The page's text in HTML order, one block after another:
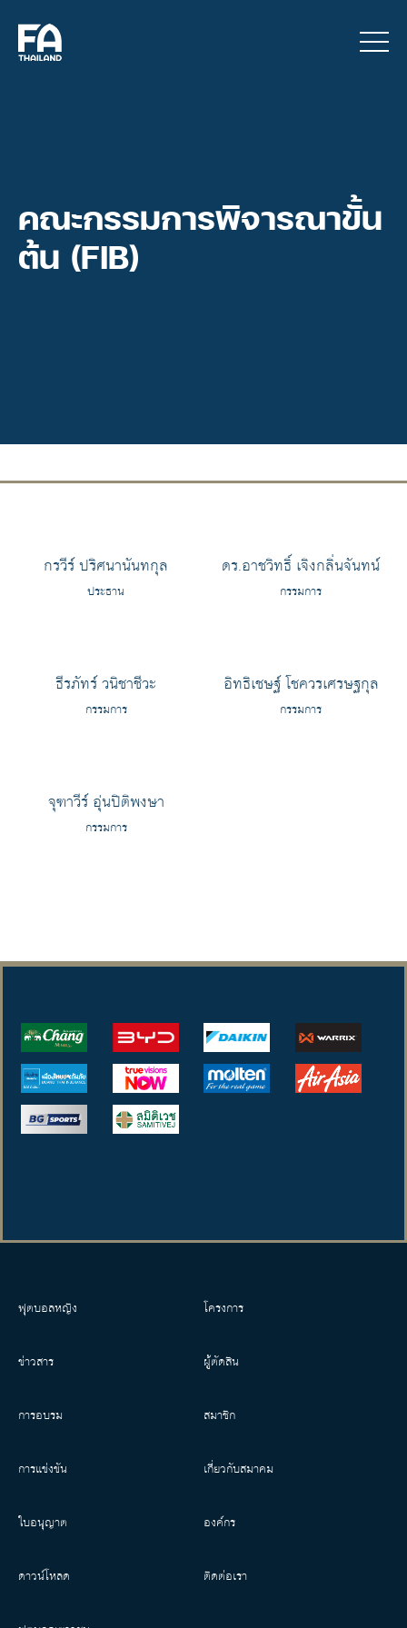
คณะกรรมการพิจารณาขั้น
ต้น (FIB)
กรวีร์ ปริศนานันทกุล
ประธาน
ดร.อาชวิทธิ์ เจิงกลิ่นจันทน์
กรรมการ
ธีรภัทร์ วนิชาชีวะ
กรรมการ
อิทธิเชษฐ์ โชควรเศรษฐกุล
กรรมการ
จุฑาวีร์ อุ่นปิติพงษา
กรรมการ
ฟุตบอลหญิง โครงการ
ข่าวสาร ผู้ตัดสิน
การอบรม สมาชิก
การแข่งขัน เกี่ยวกับสมาคม
ใบอนุญาต องค์กร
ดาวน์โหลด ติดต่อเรา